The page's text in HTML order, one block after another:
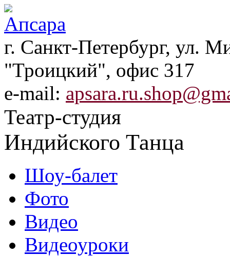
г. Санкт-Петербург, ул.
"Троицкий", офис 317
e-mail:
Театр-студия
Индийского Танца
Шоу-балет
Фото
Видео
Видеоуроки